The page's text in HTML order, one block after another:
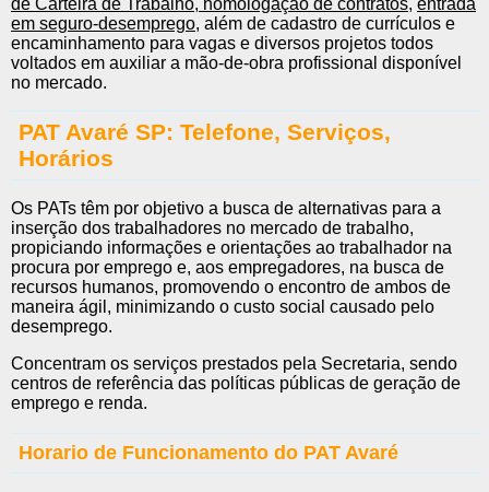
em seguro-desemprego, além de cadastro de currículos e
encaminhamento para vagas e diversos projetos todos
voltados em auxiliar a mão-de-obra profissional disponível
no mercado.
PAT Avaré SP: Telefone, Serviços,
Horários
Os PATs têm por objetivo a busca de alternativas para a
inserção dos trabalhadores no mercado de trabalho,
propiciando informações e orientações ao trabalhador na
procura por emprego e, aos empregadores, na busca de
recursos humanos, promovendo o encontro de ambos de
maneira ágil, minimizando o custo social causado pelo
desemprego.
Concentram os serviços prestados pela Secretaria, sendo
centros de referência das políticas públicas de geração de
emprego e renda.
Horario de Funcionamento do PAT Avaré